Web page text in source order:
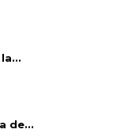
de...